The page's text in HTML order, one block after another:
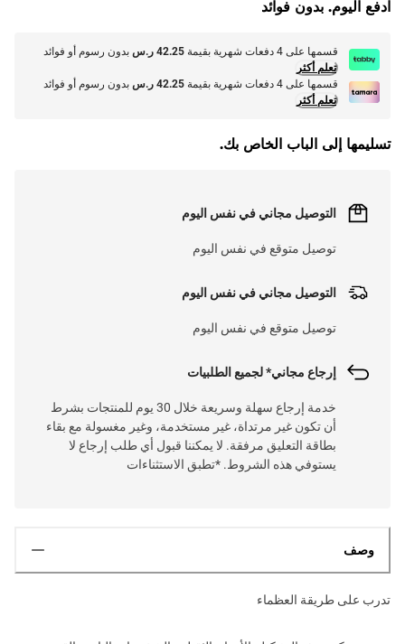
ادفع اليوم. بدون فوائد
قسمها على 4 دفعات شهرية بقيمة 42.25 ر.س
بدون رسوم أو فوائد
تعلم أكثر
قسمها على 4 دفعات شهرية بقيمة
42.25 ر.س
بدون رسوم أو فوائد
تعلم أكثر
تسليمها إلى الباب الخاص بك.
التوصيل مجاني في نفس اليوم
توصيل متوقع في نفس اليوم
التوصيل مجاني في نفس اليوم
توصيل متوقع في نفس اليوم
إرجاع مجاني* لجميع الطلبيات
خدمة إرجاع سهلة وسريعة خلال 30 يوم للمنتجات بشرط
أن تكون غير مرتداة، غير مستخدمة، وغير مغسولة مع بقاء
بطاقة التعليق مرفقة. لا يمكننا قبول أي طلب إرجاع لا
يستوفي هذه الشروط. *تطبق الاستثناءات
وصف
تدرب على طريقة العظماء